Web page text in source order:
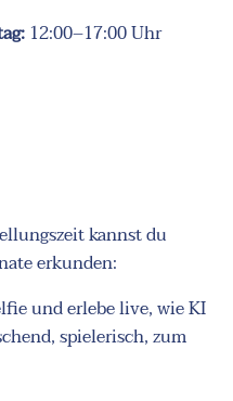
12:00–17:00 Uhr
kannst du
erkunden:
und erlebe live, wie KI
spielerisch, zum